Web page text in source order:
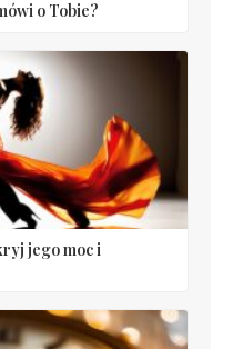
o Tobie?
jego moc i